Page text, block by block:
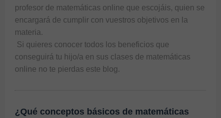
profesor de matemáticas online que escojáis, quien se
encargará de cumplir con vuestros objetivos en la
materia.
conseguirá tu hijo/a en sus clases de matemáticas
online no te pierdas este blog.
¿Qué conceptos básicos de matemáticas